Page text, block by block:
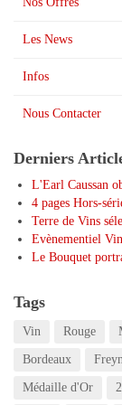
Les News
Infos
Nous Contacter
Derniers
L'Earl Caussan
4 pages Hors-
Terre de Vins
Evènementiel
Le Bouquet
Tags
Vin Rouge
Bordeaux
Médaille d'Or